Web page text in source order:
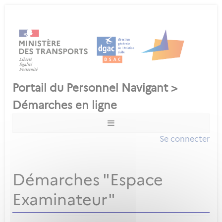
Se connecter
Démarches "Espace
Examinateur"